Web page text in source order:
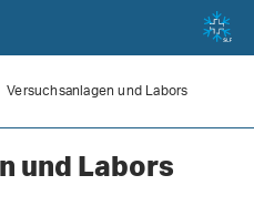
Versuchsanlagen und Labors
und Labors